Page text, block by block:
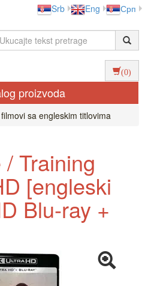
Srb Eng Срп
(0)
proizvoda
sa engleskim titlovima
Training
[engleski
Blu-ray +